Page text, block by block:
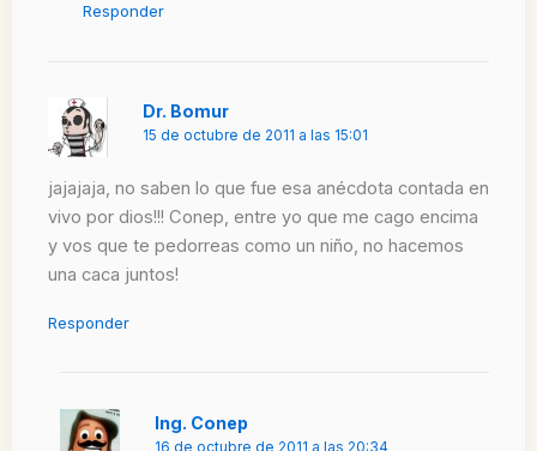
Responder
Dr. Bomur
15 de octubre de 2011 a las 15:01
jajajaja, no saben lo que fue esa anécdota contada en
vivo por dios!!! Conep, entre yo que me cago encima
y vos que te pedorreas como un niño, no hacemos
una caca juntos!
Responder
Ing. Conep
16 de octubre de 2011 a las 20:34